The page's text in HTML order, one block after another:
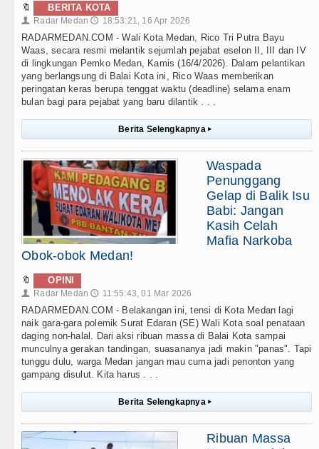
🔖 BERITA KOTA
👤 Radar Medan 🕔 18:53:21, 16 Apr 2026
RADARMEDAN.COM - Wali Kota Medan, Rico Tri Putra Bayu
Waas, secara resmi melantik sejumlah pejabat eselon II, III dan IV
di lingkungan Pemko Medan, Kamis (16/4/2026). Dalam pelantikan
yang berlangsung di Balai Kota ini, Rico Waas memberikan
peringatan keras berupa tenggat waktu (deadline) selama enam
bulan bagi para pejabat yang baru dilantik . . .
Berita Selengkapnya ▸
Waspada
Penunggang
Gelap di Balik Isu
Babi: Jangan
Kasih Celah
Mafia Narkoba
Obok-obok Medan!
🔖 OPINI
👤 Radar Medan 🕔 11:55:43, 01 Mar 2026
RADARMEDAN.COM - Belakangan ini, tensi di Kota Medan lagi
naik gara-gara polemik Surat Edaran (SE) Wali Kota soal penataan
daging non-halal. Dari aksi ribuan massa di Balai Kota sampai
munculnya gerakan tandingan, suasananya jadi makin "panas". Tapi
tunggu dulu, warga Medan jangan mau cuma jadi penonton yang
gampang disulut. Kita harus . . .
Berita Selengkapnya ▸
Ribuan Massa